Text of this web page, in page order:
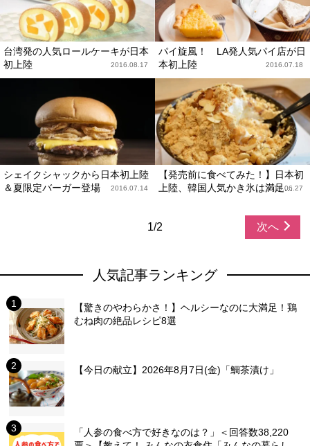
台湾発の人気ロールケーキが日本
初上陸
2016.08.17
パイ旋風！ LA発人気パイ店が日
本初上陸
2016.07.18
シェイクシャックから日本初上陸
＆夏限定バーガー登場
2016.07.14
【発売前に食べてみた！】日本初
上陸、韓国人気かき氷は満足...
2016.06.27
1/2 次へ
人気記事ランキング
【驚きのやわらかさ！】ヘルシーなのに大満足！鶏
むね肉の絶品レシピ8選
【今日の献立】2026年8月7日(金)「鯛茶漬け」
「人参の食べ方で好きなのは？」＜回答数38,220